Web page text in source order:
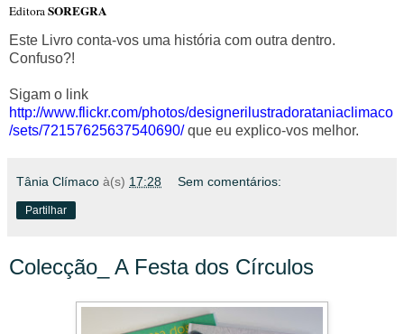
EditoraSOREGRA
Este Livro conta-vos uma história com outra dentro.
Confuso?!
Sigam o link
http://www.flickr.com/photos/designerilustradorataniaclimaco
/sets/72157625637540690/que eu explico-vos melhor.
Tânia Clímaco à(s) 17:28 Sem comentários:
Partilhar
Colecção_ A Festa dos Círculos